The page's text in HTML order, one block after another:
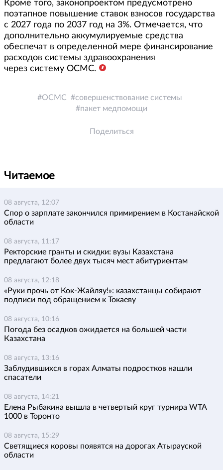
Кроме того, законопроектом предусмотрено
поэтапное повышение ставок взносов государства
с 2027 года по 2037 год на 3%. Отмечается, что
дополнительно аккумулируемые средства
обеспечат в определенной мере финансирование
расходов системы здравоохранения
через систему ОСМС.
ОСМС
совершенствование системы
пакет медпомощи
Поделиться
Читаемое
08 августа, 12:07
Спор о зарплате закончился примирением в Костанайской
области
08 августа, 11:17
Ректорские гранты и скидки: вузы Казахстана
предлагают более двух тысяч мест абитуриентам
08 августа, 12:18
«Руки прочь от Кок-Жайляу!»: казахстанцы собирают
подписи под обращением к Токаеву
08 августа, 10:16
Погода без осадков ожидается на большей части
Казахстана
08 августа, 13:16
Заблудившихся в горах Алматы подростков нашли
спасатели
08 августа, 14:21
Елена Рыбакина вышла в четвертый круг турнира WTA
1000 в Торонто
08 августа, 15:29
Светящиеся коровы появятся на дорогах Атырауской
области